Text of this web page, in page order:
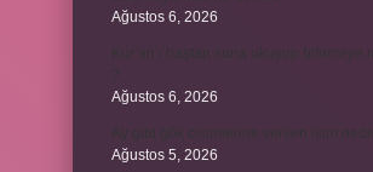
Ağustos 6, 2026
Kur’an’ı baştan sona okuyup bitirmeye
Ağustos 6, 2026
Ağustos 5, 2026